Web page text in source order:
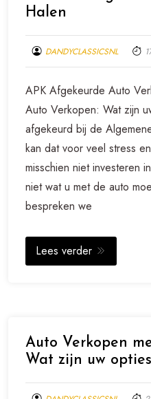
Halen
DANDYCLASSICSNL
APK Afgekeurde Auto
Auto Verkopen: Wat zijn
afgekeurd bij de
kan dat voor veel stress
misschien niet investeren
niet wat u met de auto
bespreken we
Lees verder
Auto Verkopen
Wat zijn uw